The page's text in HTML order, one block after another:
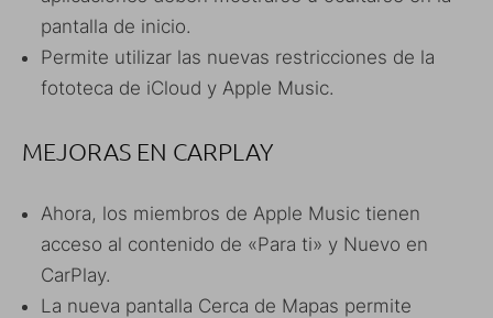
pantalla de inicio.
Permite utilizar las nuevas restricciones de la
fototeca de iCloud y Apple Music.
MEJORAS EN CARPLAY
Ahora, los miembros de Apple Music tienen
acceso al contenido de «Para ti» y Nuevo en
CarPlay.
La nueva pantalla Cerca de Mapas permite